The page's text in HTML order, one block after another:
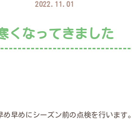
2022.11.01
くなってきました
早めにシーズン前の点検を行います。